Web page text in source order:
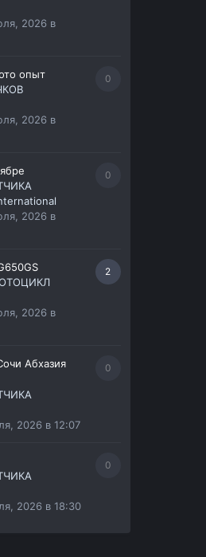
2026 в
0
опыт
2026 в
0
2026 в
2
2026 в
0
Абхазия
2026 в 12:07
0
2026 в 18:30